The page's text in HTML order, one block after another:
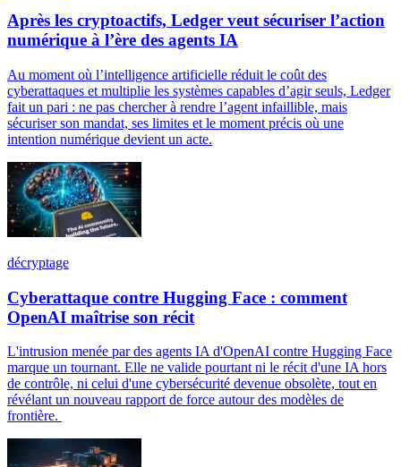
Après les cryptoactifs, Ledger veut sécuriser l’action
numérique à l’ère des agents IA
Au moment où l’intelligence artificielle réduit le coût des
cyberattaques et multiplie les systèmes capables d’agir seuls, Ledger
fait un pari : ne pas chercher à rendre l’agent infaillible, mais
sécuriser son mandat, ses limites et le moment précis où une
intention numérique devient un acte.
décryptage
Cyberattaque contre Hugging Face : comment
OpenAI maîtrise son récit
L'intrusion menée par des agents IA d'OpenAI contre Hugging Face
marque un tournant. Elle ne valide pourtant ni le récit d'une IA hors
de contrôle, ni celui d'une cybersécurité devenue obsolète, tout en
révélant un nouveau rapport de force autour des modèles de
frontière.